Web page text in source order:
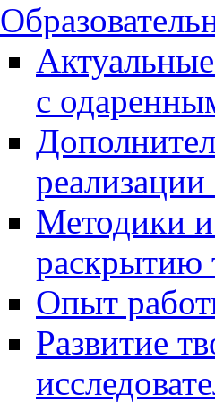
с
Методики
раскрытию
Опыт
Развитие